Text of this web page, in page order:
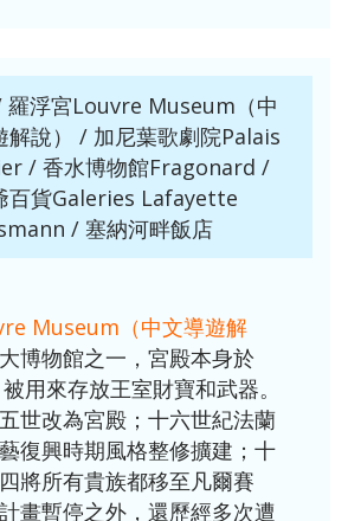
羅浮宮Louvre Museum（中
解說） / 加尼葉歌劇院Palais
/ 香水博物館Fragonard /
百貨Galeries Lafayette
/ 塞納河畔飯店
Museum（中文導遊解
博物館之一，宮殿本身於
用來存放王室財寶和武器。
世改為宮殿；十六世紀法蘭
復興時期風格整修擴建；十
將所有貴族都移至凡爾賽
畫暫停之外，還歷經多次遭